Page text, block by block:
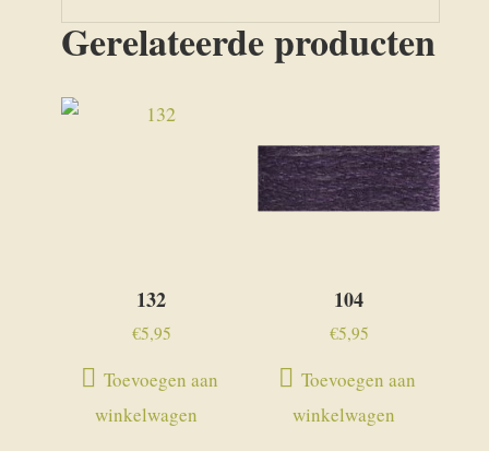
Gerelateerde producten
132
€5,95
Toevoegen aan
winkelwagen
104
€5,95
Toevoegen aan
winkelwagen